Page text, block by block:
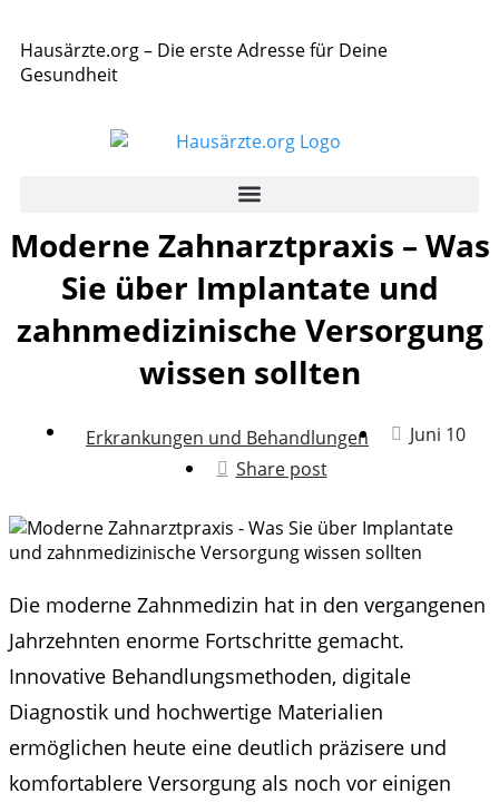
Hausärzte.org – Die erste Adresse für Deine
Gesundheit
Moderne Zahnarztpraxis – Was
Sie über Implantate und
zahnmedizinische Versorgung
wissen sollten
Erkrankungen und Behandlungen
Juni 10
Share post
Die moderne Zahnmedizin hat in den vergangenen
Jahrzehnten enorme Fortschritte gemacht.
Innovative Behandlungsmethoden, digitale
Diagnostik und hochwertige Materialien
ermöglichen heute eine deutlich präzisere und
komfortablere Versorgung als noch vor einigen